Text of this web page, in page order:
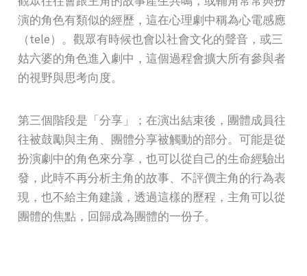
演的角色有類似的經歷，這在心理劇中稱為心電感應
（tele）。觀眾有時候也會以社會文化的聲音，或三
姑六婆的角色進入劇中，這個過程會擴大所有參與者
的視野與思考向度。
第三個階段是「分享」；在演出結束後，團體成員往
往被鼓勵與主角、團體分享被觸動的部分。可能是從
扮演劇中的角色來分享，也可以從自己的生命經驗出
發，此時不再分析主角的故事、不評價主角的行為表
現，也不給主角建議，透過這樣的歷程，主角可以從
團體的焦點，回歸成為團體的一份子。